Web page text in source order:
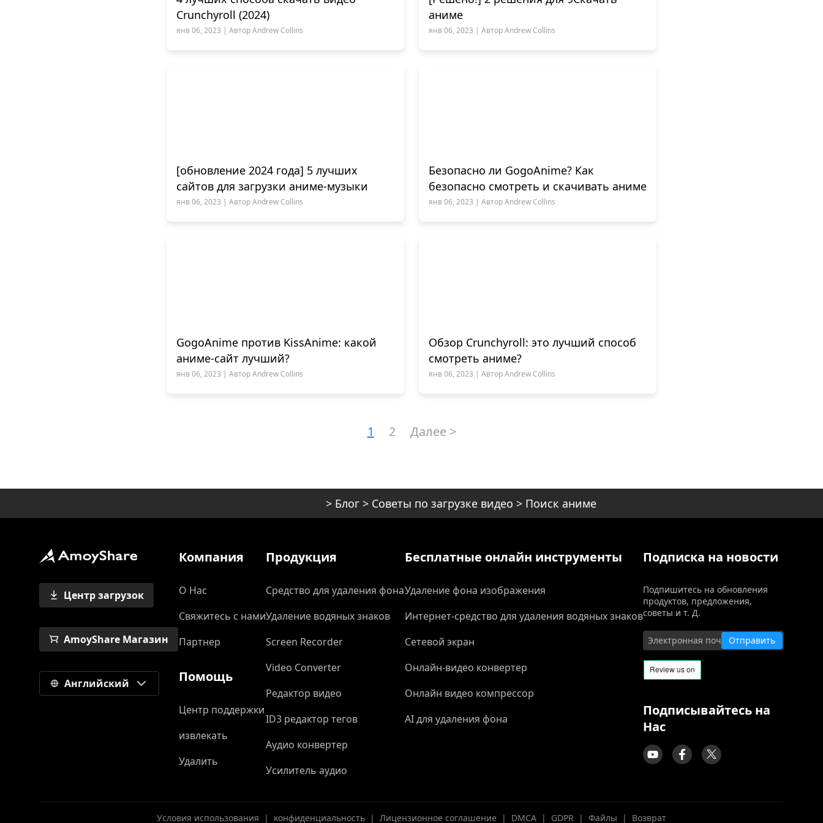
Crunchyroll (2024)
янв 06, 2023 | Автор Andrew Collins
аниме
янв 06, 2023 | Автор Andrew Collins
[обновление 2024 года] 5 лучших
сайтов для загрузки аниме-музыки
янв 06, 2023 | Автор Andrew Collins
Безопасно ли GogoAnime? Как
безопасно смотреть и скачивать аниме
янв 06, 2023 | Автор Andrew Collins
GogoAnime против KissAnime: какой
аниме-сайт лучший?
янв 06, 2023 | Автор Andrew Collins
Обзор Crunchyroll: это лучший способ
смотреть аниме?
янв 06, 2023 | Автор Andrew Collins
1 2 Далее >
> Блог> Советы по загрузке видео > Поиск аниме
Центр загрузок
AmoyShare Магазин
Английский
Компания
О Нас
Свяжитесь с нами
Партнер
Помощь
Центр поддержки
извлекать
Удалить
Продукция
Средство для удаления фона
Удаление водяных знаков
Screen Recorder
Video Converter
Редактор видео
ID3 редактор тегов
Аудио конвертер
Усилитель аудио
Бесплатные онлайн инструменты
Удаление фона изображения
Интернет-средство для удаления водяных знаков
Сетевой экран
Онлайн-видео конвертер
Онлайн видео компрессор
AI для удаления фона
Подписка на новости
Подпишитесь на обновления
продуктов, предложения,
советы и т. Д.
Отправить
Подписывайтесь на
Нас
Условия использования | конфиденциальность | Лицензионное соглашение | DMCA | GDPR | Файлы | Возврат